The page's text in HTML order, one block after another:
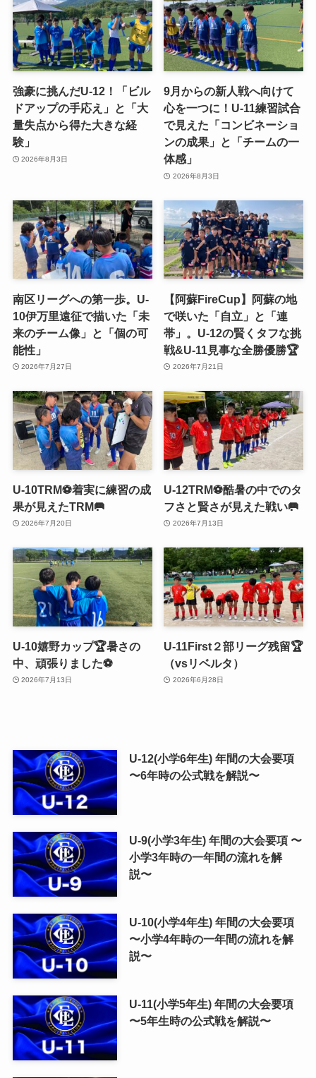
強豪に挑んだU-12！「ビル
ドアップの手応え」と「大
量失点から得た大きな経
験」
2026年8月3日
9月からの新人戦へ向けて
心を一つに！U-11練習試合
で見えた「コンビネーショ
ンの成果」と「チームの一
体感」
2026年8月3日
南区リーグへの第一歩。U-
10伊万里遠征で描いた「未
来のチーム像」と「個の可
能性」
2026年7月27日
【阿蘇FireCup】阿蘇の地
で咲いた「自立」と「連
帯」。U-12の賢くタフな挑
戦&U-11見事な全勝優勝🏆
2026年7月21日
U-10TRM⚽️着実に練習の成
果が見えたTRM🥅
2026年7月20日
U-12TRM⚽️酷暑の中でのタ
フさと賢さが見えた戦い🥅
2026年7月13日
U-10嬉野カップ🏆暑さの
中、頑張りました⚽️
2026年7月13日
U-11First２部リーグ残留🏆
（vsリベルタ）
2026年6月28日
U-12(小学6年生) 年間の大会要項
〜6年時の公式戦を解説〜
U-9(小学3年生) 年間の大会要項 〜
小学3年時の一年間の流れを解
説〜
U-10(小学4年生) 年間の大会要項
〜小学4年時の一年間の流れを解
説〜
U-11(小学5年生) 年間の大会要項
〜5年生時の公式戦を解説〜